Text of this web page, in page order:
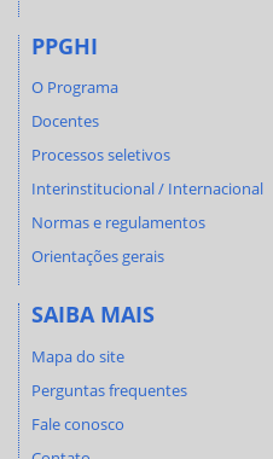
PPGHI
O Programa
Docentes
Processos seletivos
Interinstitucional / Internacional
Normas e regulamentos
Orientações gerais
SAIBA MAIS
Mapa do site
Perguntas frequentes
Fale conosco